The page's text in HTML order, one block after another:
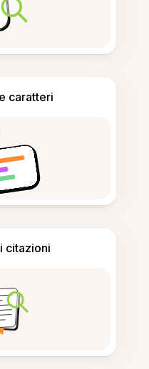
caratteri
citazioni